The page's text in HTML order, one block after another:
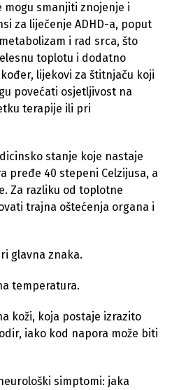
smanjiti znojenje i
za liječenje ADHD-a, poput
i rad srca, što
toplotu i dodatno
lijekovi za štitnjaču koji
povećati osjetljivost na
terapije ili pri
stanje koje nastaje
pređe 40 stepeni Celzijusa, a
Za razliku od toplotne
trajna oštećenja organa i
glavna znaka.
temperatura.
koži, koja postaje izrazito
iako kod napora može biti
simptomi: jaka